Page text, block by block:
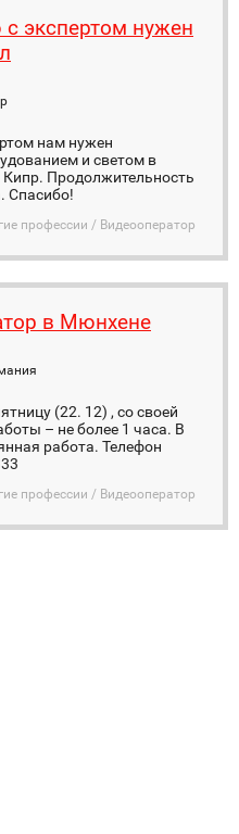
экспертом нужен
нам нужен
и светом в
Продолжительность
Спасибо!
профессии / Видеооператор
в Мюнхене
(22. 12) , со своей
– не более 1 часа. В
работа. Телефон
профессии / Видеооператор